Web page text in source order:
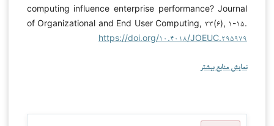
computing influence enterprise performance? Journal
of Organizational and End User Computing, ۳۳(۶), ۱-۱۵.
https://doi.org/۱۰.۴۰۱۸/JOEUC.۲۹۵۹۷۹
نمایش منابع بیشتر